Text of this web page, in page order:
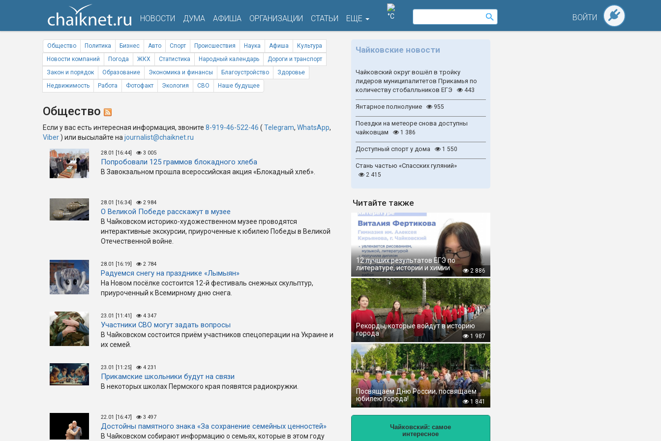
НОВОСТИ ДУМА АФИША ОРГАНИЗАЦИИ СТАТЬИ ЕЩЕ °C ВОЙТИ
Общество Политика Бизнес Авто Спорт Происшествия Наука Афиша
Культура
Новости компаний
Погода ЖКХ Статистика Народный календарь
Дороги и транспорт
Закон и порядок
Образование Экономика и финансы Благоустройство
Здоровье
Недвижимость
Работа Фотофакт Экология СВО Наше будущее
Общество
Если у вас есть интересная информация, звоните 8-919-46-522-46 ( Telegram, WhatsApp,
Viber) или высылайте на journalist@chaiknet.ru
28.01 [16:44] 3 005
Попробовали 125 граммов блокадного хлеба
В Завокзальном прошла всероссийская акция «Блокадный хлеб».
28.01 [16:34] 2 984
О Великой Победе расскажут в музее
В Чайковском историко-художественном музее проводятся
интерактивные экскурсии, приуроченные к юбилею Победы в Великой
Отечественной войне.
28.01 [16:19] 2 784
Радуемся снегу на празднике «Лымыян»
На Новом посёлке состоится 12-й фестиваль снежных скульптур,
приуроченный к Всемирному дню снега.
23.01 [11:41] 4 347
Участники СВО могут задать вопросы
В Чайковском состоится приём участников спецоперации на Украине и
их семей.
23.01 [11:25] 4 231
Прикамские школьники будут на связи
В некоторых школах Пермского края появятся радиокружки.
22.01 [16:47] 3 497
Достойны памятного знака «За сохранение семейных ценностей»
В Чайковском собирают информацию о семьях, которые в этом году
Чайковские новости
Чайковский округ вошёл в тройку
лидеров муниципалитетов Прикамья по
количеству стобалльников ЕГЭ
443
Янтарное полнолуние 955
Поездки на метеоре снова доступны
чайковцам
1 386
Доступный спорт у дома 1 550
Стань частью «Спасских гуляний»
2 415
Читайте также
12 лучших результатов ЕГЭ по
литературе, истории и химии
2 886
Рекорды, которые войдут в историю
города
1 987
Посвящаем Дню России, посвящаем
юбилею города!
1 841
Чайковский: самое
интересное